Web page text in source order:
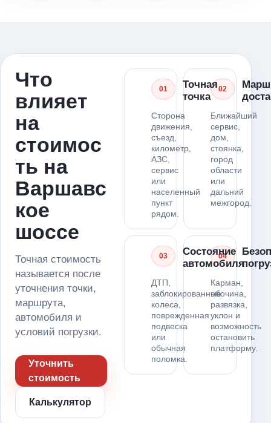
Что
влияет
на
стоимос
ть на
Варшавс
кое
шоссе
Точная стоимость
называется после
уточнения точки,
маршрута,
автомобиля и
условий погрузки.
Уточнить
стоимость
Калькулятор
01
Точная
точка
Сторона
движения,
съезд,
километр,
АЗС,
сервис
или
населенный
пункт
рядом.
02
Ближайший
сервис,
дом,
стоянка,
город
области
или
дальний
межгород.
03
Состояние
автомобиля
ДТП,
заблокированные
колеса,
поврежденная
подвеска
или
обычная
поломка.
04
Карман,
обочина,
развязка,
уклон и
возможность
остановить
платформу.